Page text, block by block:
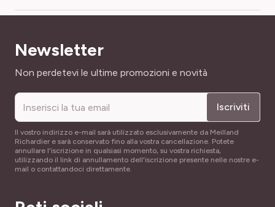
Caduco
NOME COMUNE
Mélancanne
SKU
895942
Di facilissima coltivazione
ALTEZZA A MATURITÀ
60 cm
LARGHEZZA ADULTA
30 cm
PÉRIODE DE RÉCOLTE
Newsletter
Indirizzo email
Non perdetevi le ultime promozioni e novità
Iscriviti
Il vostro indirizzo e-mail sarà utilizzato esclusivamente da Meilland
Richardier e sarà conservato fino alla vostra cancellazione. Potete
annullare l'iscrizione in qualsiasi momento, su vostra richiesta,
utilizzando il link di annullamento dell'iscrizione presente nelle nostre e-
mail o contattandoci direttamente.